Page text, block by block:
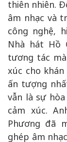
thiên nhiên.
âm nhạc và
công nghệ,
Nhà hát Hồ
tương tác
xúc cho
ấn tượng
vẫn là sự
cảm xúc.
Phương đã
ghép âm